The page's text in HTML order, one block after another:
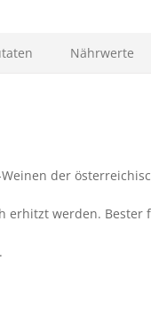
zugesetzten
Nährwerte
der
erhitzt werden.